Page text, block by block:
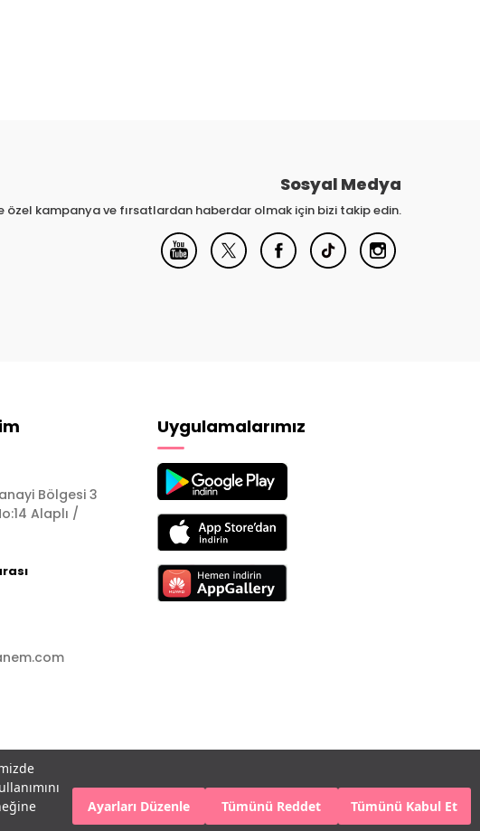
Ayarları Düzenle Tümünü Reddet Tümünü Kabul Et
Sosyal Medya
özel kampanya ve fırsatlardan haberdar olmak için bizi takip edin.
Bölgesi 3
Alaplı /
Uygulamalarımız